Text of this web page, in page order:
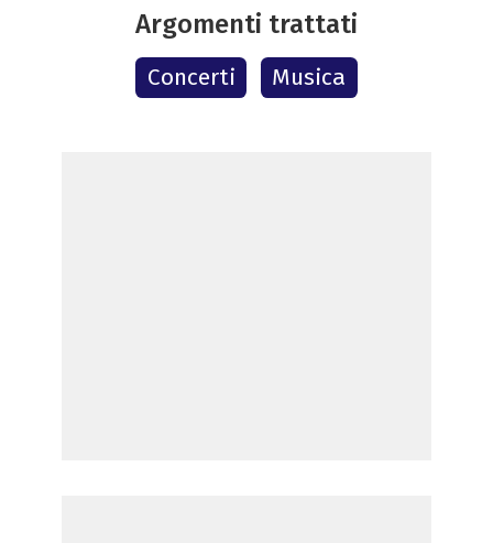
Argomenti trattati
Concerti Musica